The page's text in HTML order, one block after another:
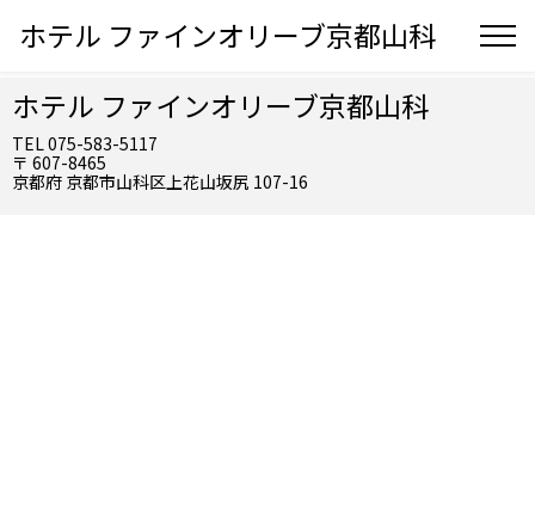
ホテル ファインオリーブ京都山科
ホテル ファインオリーブ京都山科
TEL 075-583-5117
〒 607-8465
京都府 京都市山科区上花山坂尻 107-16